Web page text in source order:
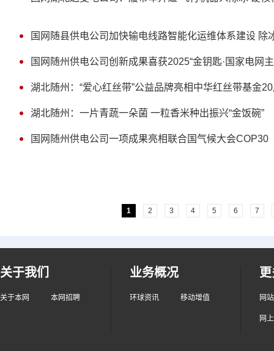
国网随县供电公司加快输电线路智能化运维体系建设 除
国网随州供电公司创新成果喜获2025“金钥匙·国家电网
湖北随州：“爱心红丝带”公益品牌亮相中华红丝带基金
湖北随州：一片青蔬一朵菌 一粒香米种出振兴“金饭碗”
国网随州供电公司一项成果亮相联合国气候大会COP30
1 2 3 4 5 6 7
关于我们
关于本网 本网招聘
业务概况
环球资讯 移动增值 网
网